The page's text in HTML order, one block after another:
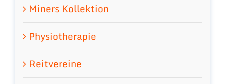
Miners Kollektion
Physiotherapie
Reitvereine